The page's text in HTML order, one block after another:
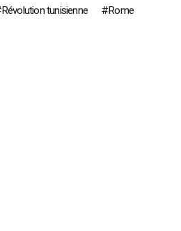
Révolution tunisienne Rome